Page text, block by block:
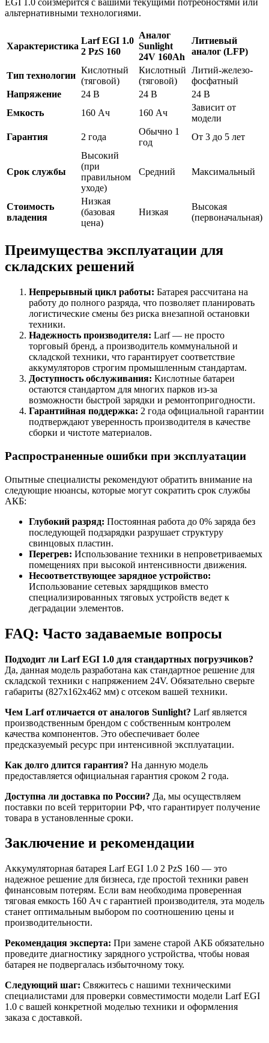
EGI 1.0 соизмерится с вашими текущими потребностями или
альтернативными технологиями.
Характеристика
Larf EGI 1.0
2 PzS 160
Аналог
Sunlight
24V 160Ah
Литиевый
аналог (LFP)
Тип технологии
Кислотный
(тяговой)
Кислотный
(тяговой)
Литий-железо-
фосфатный
Напряжение
24 В 24 В
24 В
Емкость
160 Ач 160 Ач
Зависит от
модели
Гарантия
2 года
Обычно 1
год
От 3 до 5 лет
Срок службы
Высокий
(при
правильном
уходе)
Средний Максимальный
Стоимость
владения
Низкая
(базовая
цена)
Низкая
Высокая
(первоначальная)
Преимущества эксплуатации для
складских решений
Непрерывный цикл работы: Батарея рассчитана на
работу до полного разряда, что позволяет планировать
логистические смены без риска внезапной остановки
техники.
Надежность производителя: Larf — не просто
торговый бренд, а производитель коммунальной и
складской техники, что гарантирует соответствие
аккумуляторов строгим промышленным стандартам.
Доступность обслуживания: Кислотные батареи
остаются стандартом для многих парков из-за
возможности быстрой зарядки и ремонтопригодности.
Гарантийная поддержка: 2 года официальной гарантии
подтверждают уверенность производителя в качестве
сборки и чистоте материалов.
Распространенные ошибки при эксплуатации
Опытные специалисты рекомендуют обратить внимание на
следующие нюансы, которые могут сократить срок службы
АКБ:
Глубокий разряд: Постоянная работа до 0% заряда без
последующей подзарядки разрушает структуру
свинцовых пластин.
Перегрев: Использование техники в непроветриваемых
помещениях при высокой интенсивности движения.
Несоответствующее зарядное устройство:
Использование сетевых зарядщиков вместо
специализированных тяговых устройств ведет к
деградации элементов.
FAQ: Часто задаваемые вопросы
Подходит ли Larf EGI 1.0 для стандартных погрузчиков?
Да, данная модель разработана как стандартное решение для
складской техники с напряжением 24V. Обязательно сверьте
габариты (827x162x462 мм) с отсеком вашей техники.
Чем Larf отличается от аналогов Sunlight? Larf является
производственным брендом с собственным контролем
качества компонентов. Это обеспечивает более
предсказуемый ресурс при интенсивной эксплуатации.
Как долго длится гарантия? На данную модель
предоставляется официальная гарантия сроком 2 года.
Доступна ли доставка по России? Да, мы осуществляем
поставки по всей территории РФ, что гарантирует получение
товара в установленные сроки.
Заключение и рекомендации
Аккумуляторная батарея Larf EGI 1.0 2 PzS 160 — это
надежное решение для бизнеса, где простой техники равен
финансовым потерям. Если вам необходима проверенная
тяговая емкость 160 Ач с гарантией производителя, эта модель
станет оптимальным выбором по соотношению цены и
производительности.
Рекомендация эксперта: При замене старой АКБ обязательно
проведите диагностику зарядного устройства, чтобы новая
батарея не подвергалась избыточному току.
Следующий шаг: Свяжитесь с нашими техническими
специалистами для проверки совместимости модели Larf EGI
1.0 с вашей конкретной моделью техники и оформления
заказа с доставкой.